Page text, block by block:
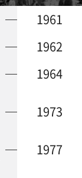
1961
1962
1964
1973
1977